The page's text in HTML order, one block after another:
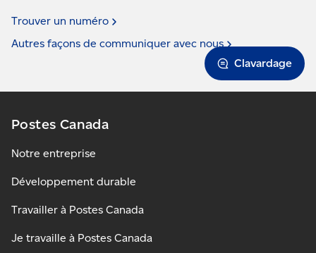
Clavardage
Trouver un numéro
Autres façons de communiquer avec nous
Postes Canada
Notre entreprise
Développement durable
Travailler à Postes Canada
Je travaille à Postes Canada